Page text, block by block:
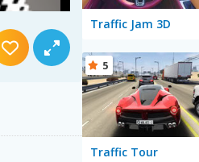
Traffic Jam 3D
Traffic Tour
5